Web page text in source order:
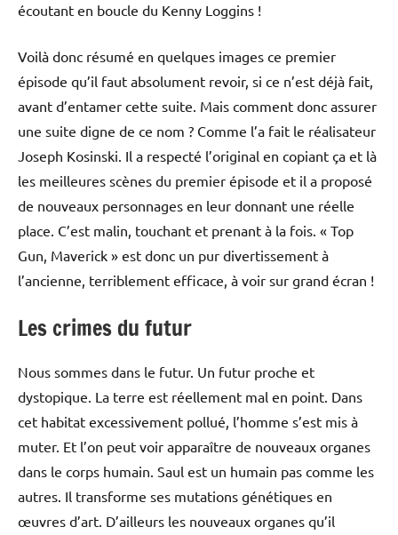
écoutant en boucle du Kenny Loggins !
Voilà donc résumé en quelques images ce premier
épisode qu’il faut absolument revoir, si ce n’est déjà fait,
avant d’entamer cette suite. Mais comment donc assurer
une suite digne de ce nom ? Comme l’a fait le réalisateur
Joseph Kosinski. Il a respecté l’original en copiant ça et là
les meilleures scènes du premier épisode et il a proposé
de nouveaux personnages en leur donnant une réelle
place. C’est malin, touchant et prenant à la fois. « Top
Gun, Maverick » est donc un pur divertissement à
l’ancienne, terriblement efficace, à voir sur grand écran !
Les crimes du futur
Nous sommes dans le futur. Un futur proche et
dystopique. La terre est réellement mal en point. Dans
cet habitat excessivement pollué, l’homme s’est mis à
muter. Et l’on peut voir apparaître de nouveaux organes
dans le corps humain. Saul est un humain pas comme les
autres. Il transforme ses mutations génétiques en
œuvres d’art. D’ailleurs les nouveaux organes qu’il